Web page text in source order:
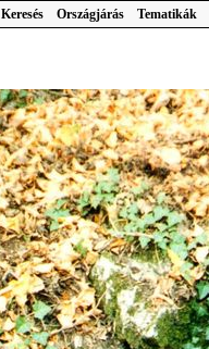
Keresés Országjárás Tematikák